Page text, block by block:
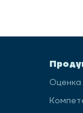
Оценка